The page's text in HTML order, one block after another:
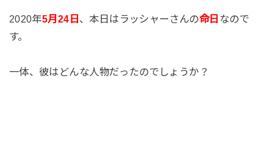
2020年5月24日 、本日はラッシャーさんの命日 なので
す。
一体、彼はどんな人物だったのでしょうか？